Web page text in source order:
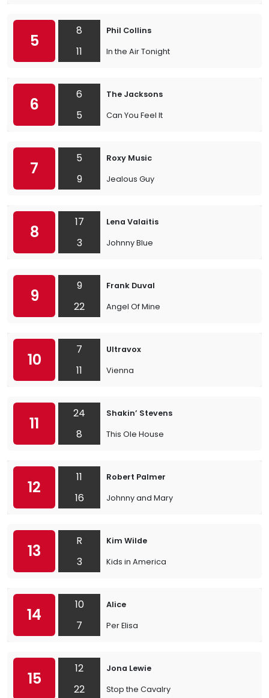
5
8
11
Phil Collins
In the Air Tonight
6
6
5
The Jacksons
Can You Feel It
7
5
9
Roxy Music
Jealous Guy
8
17
3
Lena Valaitis
Johnny Blue
9
9
22
Frank Duval
Angel Of Mine
10
7
11
Ultravox
Vienna
11
24
8
Shakin’ Stevens
This Ole House
12
11
16
Robert Palmer
Johnny and Mary
13
R
3
Kim Wilde
Kids in America
14
10
7
Alice
Per Elisa
15
12
22
Jona Lewie
Stop the Cavalry